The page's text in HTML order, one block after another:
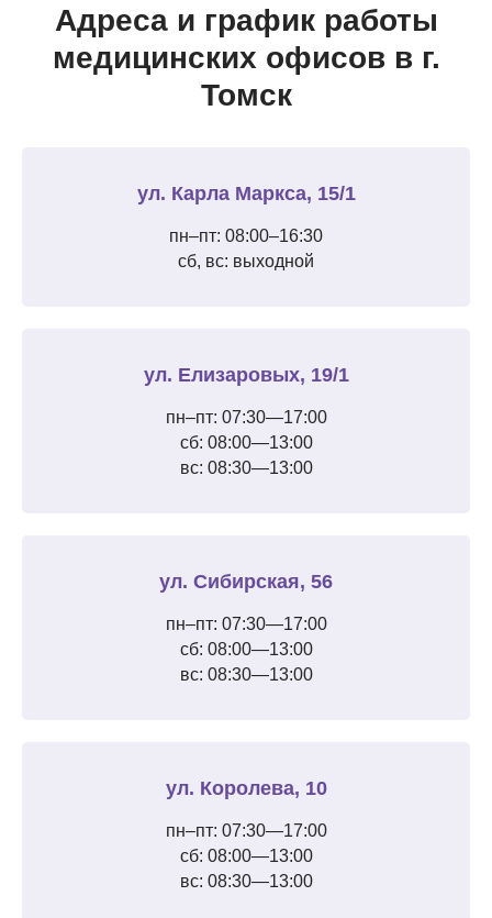
Адреса и график работы
медицинских офисов в г.
Томск
ул. Карла Маркса, 15/1
пн–пт: 08:00–16:30
сб, вс: выходной
ул. Елизаровых, 19/1
пн–пт: 07:30—17:00
сб: 08:00—13:00
вс: 08:30—13:00
ул. Сибирская, 56
пн–пт: 07:30—17:00
сб: 08:00—13:00
вс: 08:30—13:00
ул. Королева, 10
пн–пт: 07:30—17:00
сб: 08:00—13:00
вс: 08:30—13:00